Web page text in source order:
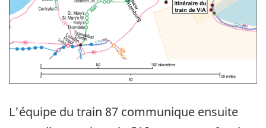
L'équipe du train 87 communique ensuite